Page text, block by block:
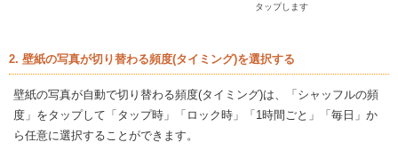
タップします
2. 壁紙の写真が切り替わる頻度(タイミング)を選択する
壁紙の写真が自動で切り替わる頻度(タイミング)は、「シャッフルの頻
度」をタップして「タップ時」「ロック時」「1時間ごと」「毎日」か
ら任意に選択することができます。